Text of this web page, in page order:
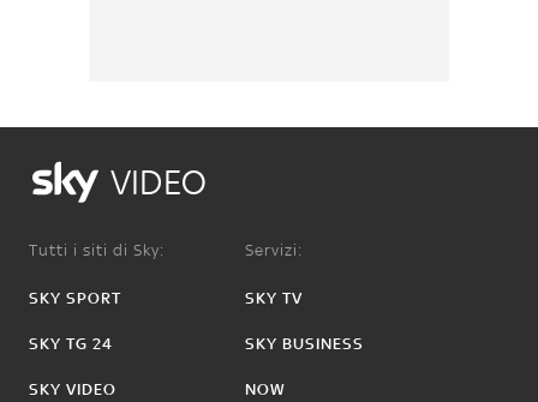
VIDEO
Tutti i siti di Sky:
SKY SPORT
SKY TG 24
SKY VIDEO
Servizi:
SKY TV
SKY BUSINESS
NOW